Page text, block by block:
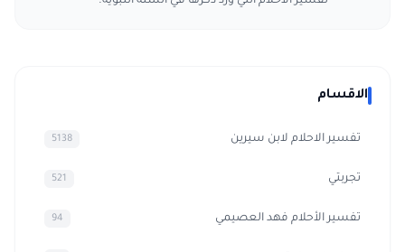
الاقسام
تفسير الاحلام لابن سيرين 5138
تجربتي 521
تفسير الأحلام فهد العصيمي 94